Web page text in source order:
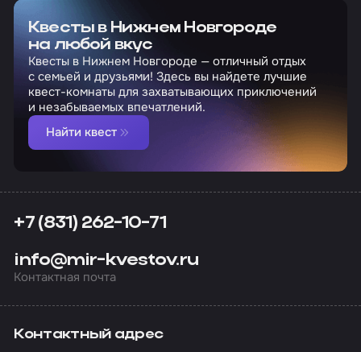
Квесты в Нижнем Новгороде
на любой вкус
Квесты в Нижнем Новгороде — отличный отдых
с семьей и друзьями! Здесь вы найдете лучшие
квест-комнаты для захватывающих приключений
и незабываемых впечатлений.
Найти квест
+7 (831) 262-10-71
info@mir-kvestov.ru
Контактная почта
Контактный адрес